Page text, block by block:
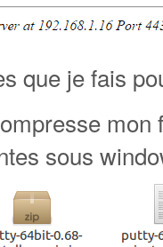
que je fais
sous